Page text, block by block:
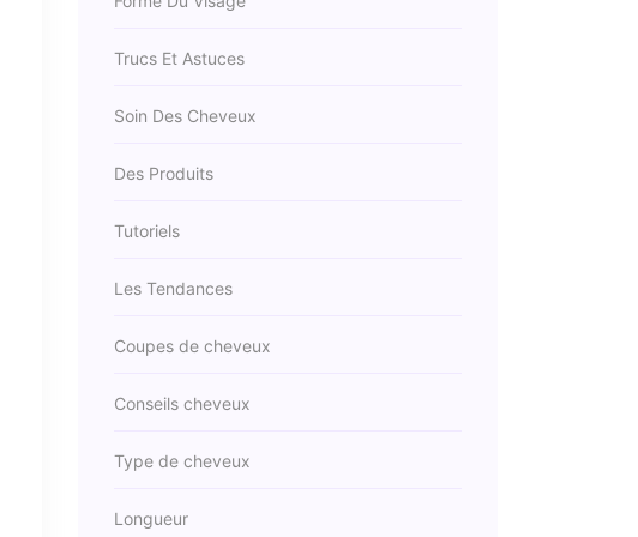
Trucs Et Astuces
Soin Des Cheveux
Des Produits
Tutoriels
Les Tendances
Coupes de cheveux
Conseils cheveux
Type de cheveux
Longueur